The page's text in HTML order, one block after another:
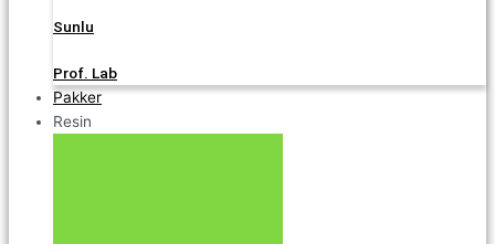
Sunlu
Prof. Lab
Pakker
Resin